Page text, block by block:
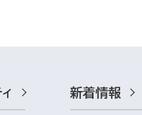
新着情報